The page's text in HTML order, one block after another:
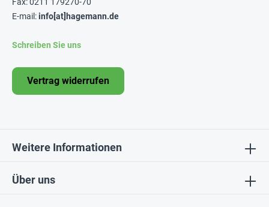
Über uns
E-mail:info[at]hagemann.de
Schreiben Sie uns
Vertrag widerrufen
Weitere Informationen